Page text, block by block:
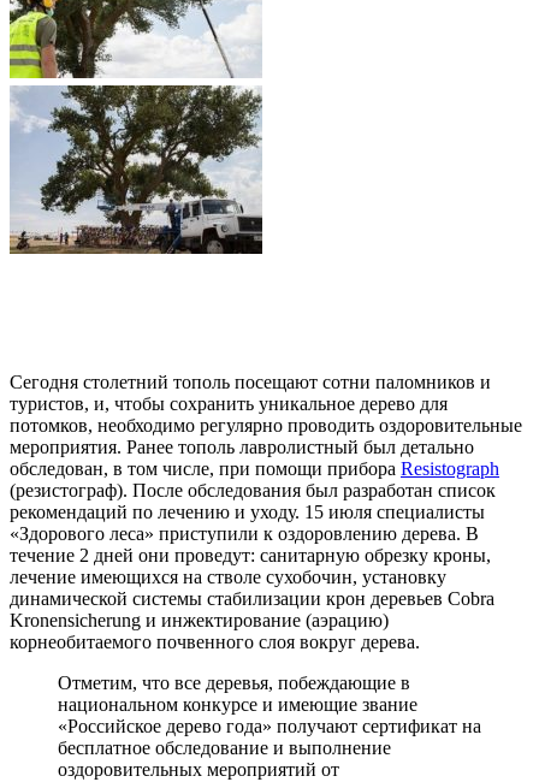
Сегодня столетний тополь посещают сотни паломников и
туристов, и, чтобы сохранить уникальное дерево для
потомков, необходимо регулярно проводить оздоровительные
мероприятия. Ранее тополь лавролистный был детально
обследован, в том числе, при помощи прибора Resistograph
(резистограф). После обследования был разработан список
рекомендаций по лечению и уходу. 15 июля специалисты
«Здорового леса» приступили к оздоровлению дерева. В
течение 2 дней они проведут: санитарную обрезку кроны,
лечение имеющихся на стволе сухобочин, установку
динамической системы стабилизации крон деревьев Cobra
Kronensicherung и инжектирование (аэрацию)
корнеобитаемого почвенного слоя вокруг дерева.
Отметим, что все деревья, побеждающие в
национальном конкурсе и имеющие звание
«Российское дерево года» получают сертификат на
бесплатное обследование и выполнение
оздоровительных мероприятий от